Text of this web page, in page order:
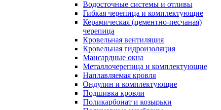
Водосточные системы и отливы
Гибкая черепица и комплектующие
Керамическая (цементно-песчаная)
черепица
Кровельная вентиляция
Кровельная гидроизоляция
Мансардные окна
Металлочерепица и комплектующие
Наплавляемая кровля
Ондулин и комплектующие
Подшивка кровли
Поликарбонат и козырьки